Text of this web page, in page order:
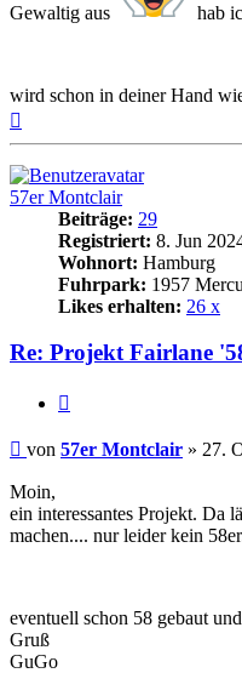
Gewaltig aus hab
wird schon in deiner Hand
57er Montclair
Beiträge: 29
Registriert: 8. Jun
Wohnort: Hamburg
Fuhrpark: 1957
Likes erhalten: 26 x
Re: Projekt Fairlane
Beitrag
von 57er Montclair » 27.
Moin,
ein interessantes Projekt. Da
machen.... nur leider kein
eventuell schon 58 gebaut
Gruß
GuGo